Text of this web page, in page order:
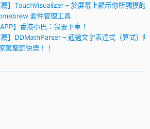
薦】TouchVisualizer – 於屏幕上顯示你所觸摸的
套件管理工具
】香港小巴：我要下車！
薦】DDMathParser – 通過文字表達式（算式）
萬聖節快樂！！